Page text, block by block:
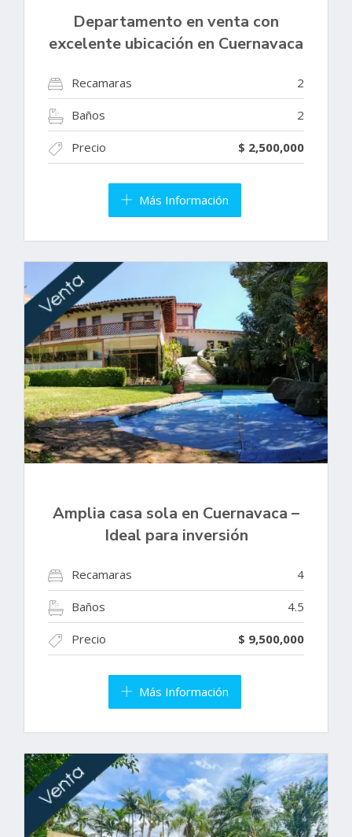
Departamento en venta con
excelente ubicación en Cuernavaca
Recamaras 2
Baños 2
Precio $ 2,500,000
Más Información
Amplia casa sola en Cuernavaca –
Ideal para inversión
Recamaras 4
Baños 4.5
Precio $ 9,500,000
Más Información